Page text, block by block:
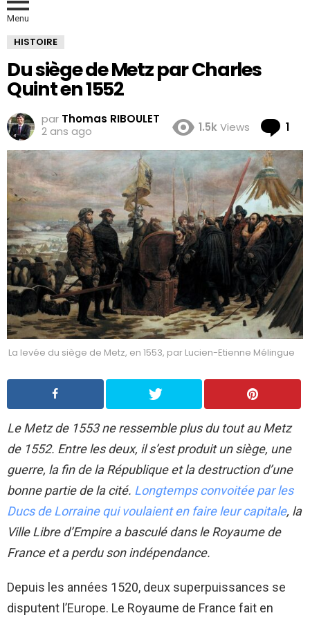
Menu
HISTOIRE
Du siège de Metz par Charles
Quint en 1552
par Thomas RIBOULET
2 ans ago
1.5kViews 1
La levée du siège de Metz, en 1553, par Lucien-Etienne Mélingue
Le Metz de 1553 ne ressemble plus du tout au Metz
de 1552. Entre les deux, il s’est produit un siège, une
guerre, la fin de la République et la destruction d’une
bonne partie de la cité. Longtemps convoitée par les
Ducs de Lorraine qui voulaient en faire leur capitale, la
Ville Libre d’Empire a basculé dans le Royaume de
France et a perdu son indépendance.
Depuis les années 1520, deux superpuissances se
disputent l’Europe. Le Royaume de France fait en